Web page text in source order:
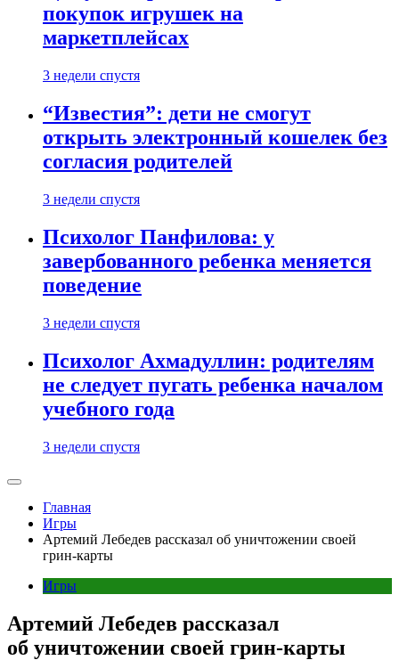
покупок игрушек на
маркетплейсах
3 недели спустя
“Известия”: дети не смогут
открыть электронный кошелек без
согласия родителей
3 недели спустя
Психолог Панфилова: у
завербованного ребенка меняется
поведение
3 недели спустя
Психолог Ахмадуллин: родителям
не следует пугать ребенка началом
учебного года
3 недели спустя
Главная
Игры
Артемий Лебедев рассказал об уничтожении своей
грин-карты
Игры
Артемий Лебедев рассказал
об уничтожении своей грин-карты